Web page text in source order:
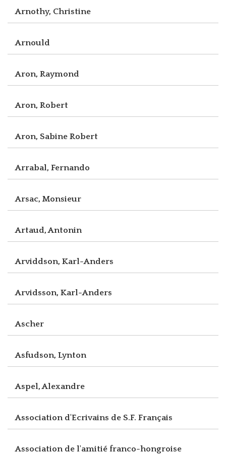
Arnothy, Christine
Arnould
Aron, Raymond
Aron, Robert
Aron, Sabine Robert
Arrabal, Fernando
Arsac, Monsieur
Artaud, Antonin
Arviddson, Karl-Anders
Arvidsson, Karl-Anders
Ascher
Asfudson, Lynton
Aspel, Alexandre
Association d'Ecrivains de S.F. Français
Association de l'amitié franco-hongroise